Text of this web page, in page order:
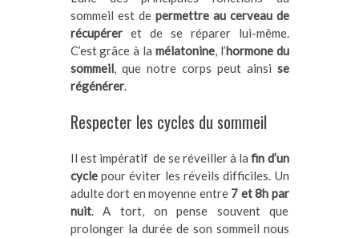
sommeil est de permettre au cerveau de
récupéreret de se réparer lui-même.
C’est grâce à la mélatonine, l’hormone du
sommeil, que notre corps peut ainsi se
régénérer.
Respecter les cycles du sommeil
Il est impératif de se réveiller à lafin d’un
cyclepour éviter les réveils difficiles. Un
adulte dort en moyenne entre 7 et 8h par
nuit. A tort, on pense souvent que
prolonger la durée de son sommeil nous